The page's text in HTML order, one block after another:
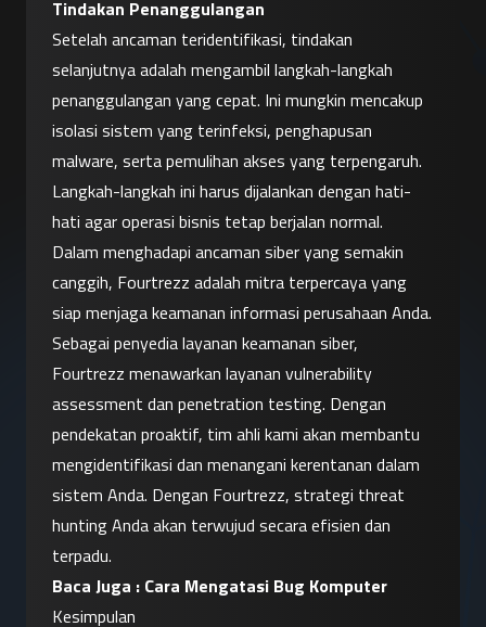
Tindakan Penanggulangan
Setelah ancaman teridentifikasi, tindakan
selanjutnya adalah mengambil langkah-langkah
penanggulangan yang cepat. Ini mungkin mencakup
isolasi sistem yang terinfeksi, penghapusan
malware, serta pemulihan akses yang terpengaruh.
Langkah-langkah ini harus dijalankan dengan hati-
hati agar operasi bisnis tetap berjalan normal.
Dalam menghadapi ancaman siber yang semakin
canggih, Fourtrezz adalah mitra terpercaya yang
siap menjaga keamanan informasi perusahaan Anda.
Sebagai penyedia layanan keamanan siber,
Fourtrezz menawarkan layanan vulnerability
assessment dan penetration testing. Dengan
pendekatan proaktif, tim ahli kami akan membantu
mengidentifikasi dan menangani kerentanan dalam
sistem Anda. Dengan Fourtrezz, strategi threat
hunting Anda akan terwujud secara efisien dan
terpadu.
Baca Juga : Cara Mengatasi Bug Komputer
Kesimpulan